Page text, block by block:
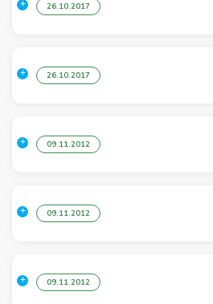
26.10.2017
26.10.2017
09.11.2012
09.11.2012
09.11.2012